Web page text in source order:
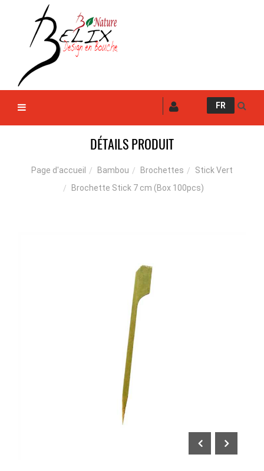
FR
DÉTAILS PRODUIT
Page d'accueil Bambou Brochettes
Stick Vert
Brochette Stick 7 cm (Box 100pcs)